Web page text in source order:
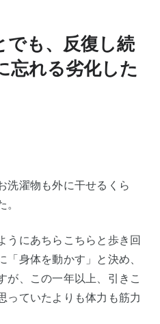
でも、反復し続
忘れる劣化した
洗濯物も外に干せるくら
うにあちらこちらと歩き回
身体を動かす」と決め、
が、この一年以上、引きこ
っていたよりも体力も筋力